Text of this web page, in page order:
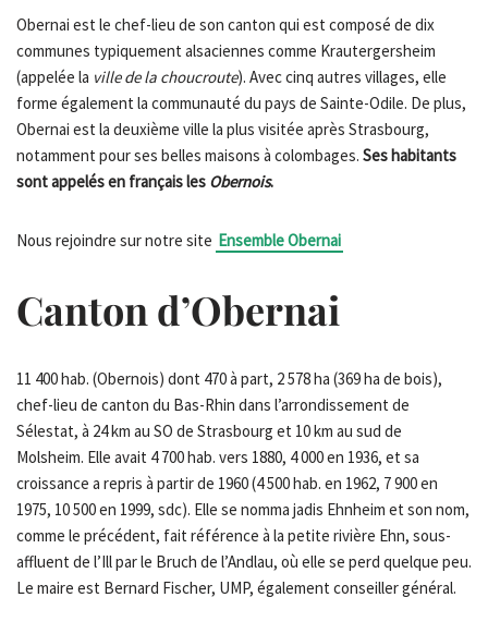
Obernai est le chef-lieu de son canton qui est composé de dix
communes typiquement alsaciennes comme Krautergersheim
(appelée la ville de la choucroute). Avec cinq autres villages, elle
forme également la communauté du pays de Sainte-Odile. De plus,
Obernai est la deuxième ville la plus visitée après Strasbourg,
notamment pour ses belles maisons à colombages. Ses habitants
sont appelés en français les Obernois.
Nous rejoindre sur notre site Ensemble Obernai
Canton d’Obernai
11 400 hab. (Obernois) dont 470 à part, 2 578 ha (369 ha de bois),
chef-lieu de canton du Bas-Rhin dans l’arrondissement de
Sélestat, à 24 km au SO de Strasbourg et 10 km au sud de
Molsheim. Elle avait 4 700 hab. vers 1880, 4 000 en 1936, et sa
croissance a repris à partir de 1960 (4 500 hab. en 1962, 7 900 en
1975, 10 500 en 1999, sdc). Elle se nomma jadis Ehnheim et son nom,
comme le précédent, fait référence à la petite rivière Ehn, sous-
affluent de l’Ill par le Bruch de l’Andlau, où elle se perd quelque peu.
Le maire est Bernard Fischer, UMP, également conseiller général.